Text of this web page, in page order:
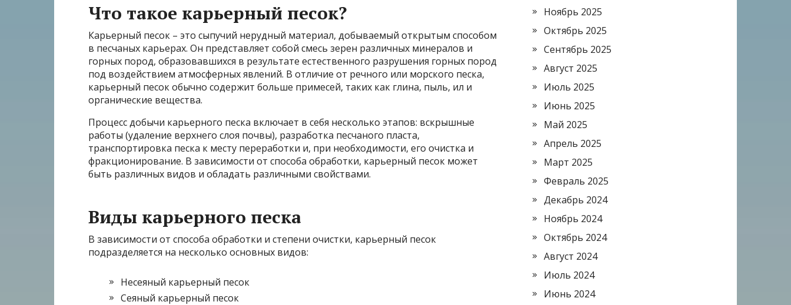
Что такое карьерный песок?
Карьерный песок – это сыпучий нерудный материал, добываемый открытым способом
в песчаных карьерах. Он представляет собой смесь зерен различных минералов и
горных пород, образовавшихся в результате естественного разрушения горных пород
под воздействием атмосферных явлений. В отличие от речного или морского песка,
карьерный песок обычно содержит больше примесей, таких как глина, пыль, ил и
органические вещества.
Процесс добычи карьерного песка включает в себя несколько этапов: вскрышные
работы (удаление верхнего слоя почвы), разработка песчаного пласта,
транспортировка песка к месту переработки и, при необходимости, его очистка и
фракционирование. В зависимости от способа обработки, карьерный песок может
быть различных видов и обладать различными свойствами.
Виды карьерного песка
В зависимости от способа обработки и степени очистки, карьерный песок
подразделяется на несколько основных видов:
Несеяный карьерный песок
Сеяный карьерный песок
Ноябрь 2025
Октябрь 2025
Сентябрь 2025
Август 2025
Июль 2025
Июнь 2025
Май 2025
Апрель 2025
Март 2025
Февраль 2025
Декабрь 2024
Ноябрь 2024
Октябрь 2024
Август 2024
Июль 2024
Июнь 2024